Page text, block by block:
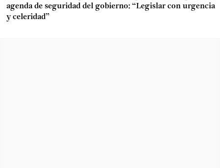
agenda de seguridad del gobierno: “Legislar con urgencia
y celeridad”